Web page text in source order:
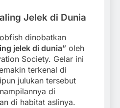
Jelek di Dunia
dinobatkan
jelek di dunia” oleh
Society. Gelar ini
terkenal di
julukan tersebut
di
di habitat aslinya.